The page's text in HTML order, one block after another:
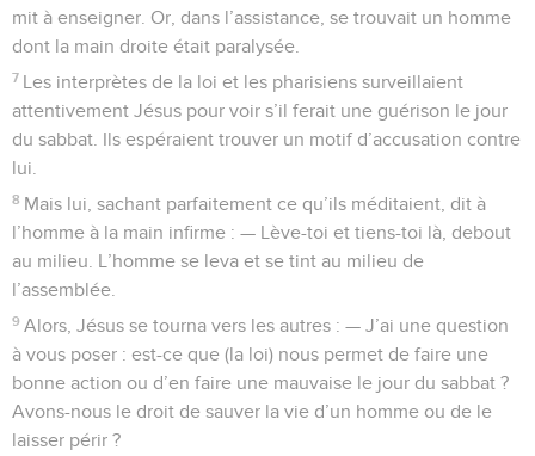
mit à enseigner. Or, dans l’assistance, se trouvait un homme
dont la main droite était paralysée.
7 Les interprètes de la loi et les pharisiens surveillaient
attentivement Jésus pour voir s’il ferait une guérison le jour
du sabbat. Ils espéraient trouver un motif d’accusation contre
lui.
8 Mais lui, sachant parfaitement ce qu’ils méditaient, dit à
l’homme à la main infirme : — Lève-toi et tiens-toi là, debout
au milieu. L’homme se leva et se tint au milieu de
l’assemblée.
9 Alors, Jésus se tourna vers les autres : — J’ai une question
à vous poser : est-ce que (la loi) nous permet de faire une
bonne action ou d’en faire une mauvaise le jour du sabbat ?
Avons-nous le droit de sauver la vie d’un homme ou de le
laisser périr ?